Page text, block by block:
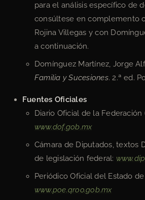
para el análisis específico de
consúltese en complemento
Rojina Villegas y con
a continuación.
Domínguez Martínez, Jorge
Familia y Sucesiones. 2.ª ed.
Fuentes Oficiales
Diario Oficial de la Federación
www.dof.gob.mx
Cámara de Diputados, textos
de legislación federal:
Periódico Oficial del Estado
www.poe.qroo.gob.mx